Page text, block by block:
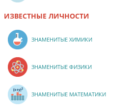
ИЗВЕСТНЫЕ ЛИЧНОСТИ
ЗНАМЕНИТЫЕ ХИМИКИ
ЗНАМЕНИТЫЕ ФИЗИКИ
ЗНАМЕНИТЫЕ МАТЕМАТИКИ